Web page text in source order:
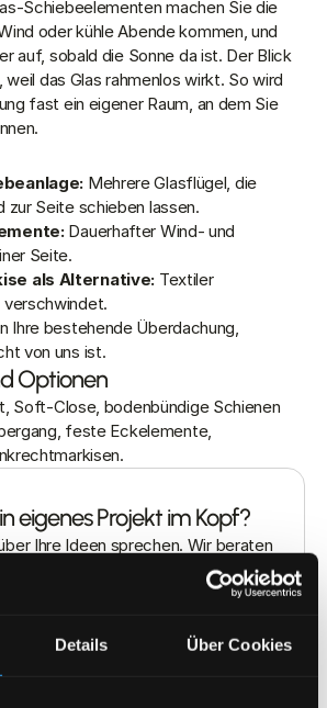
Details Über Cookies
Schiebeelementen machen Sie die
oder kühle Abende kommen, und
auf, sobald die Sonne da ist. Der Blick
das Glas rahmenlos wirkt. So wird
fast ein eigener Raum, an dem Sie
Mehrere Glasflügel, die
zur Seite schieben lassen.
Dauerhafter Wind- und
Seite.
als Alternative: Textiler
verschwindet.
Ihre bestehende Überdachung,
von uns ist.
Optionen
Soft-Close, bodenbündige Schienen
feste Eckelemente,
eigenes Projekt im Kopf?
Ihre Ideen sprechen. Wir beraten
erstellen ein individuelles Angebot